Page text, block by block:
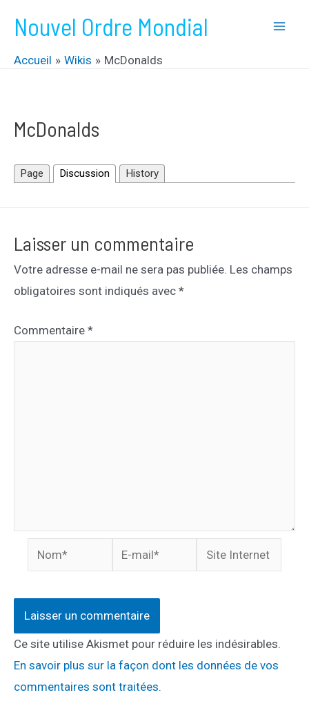
contenu
Nouvel Ordre Mondial
Accueil Wikis McDonalds
McDonalds
Page Discussion History
Laisser un commentaire
Votre adresse e-mail ne sera pas publiée. Les champs
obligatoires sont indiqués avec *
Commentaire *
Nom*
mail*
Site
Internet
Ce site utilise Akismet pour réduire les indésirables.
En savoir plus sur la façon dont les données de vos
commentaires sont traitées.